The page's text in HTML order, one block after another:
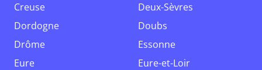
Creuse
Deux-Sèvres
Dordogne
Doubs
Drôme
Essonne
Eure
Eure-et-Loir